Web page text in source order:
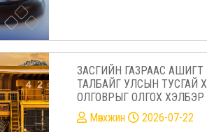
ЗАСГИЙН ГАЗРААС
ТАЛБАЙГ УЛСЫН ТУСГАЙ
ОЛГОВРЫГ ОЛГОХ
Mөнхжин
2026-07-22